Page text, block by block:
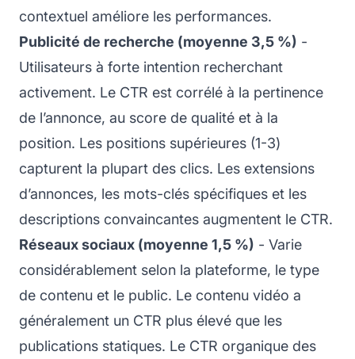
contextuel améliore les performances.
Publicité de recherche (moyenne 3,5 %) -
Utilisateurs à forte intention recherchant
activement. Le CTR est corrélé à la pertinence
de l’annonce, au score de qualité et à la
position. Les positions supérieures (1-3)
capturent la plupart des clics. Les extensions
d’annonces, les mots-clés spécifiques et les
descriptions convaincantes augmentent le CTR.
Réseaux sociaux (moyenne 1,5 %) - Varie
considérablement selon la plateforme, le type
de contenu et le public. Le contenu vidéo a
généralement un CTR plus élevé que les
publications statiques. Le CTR organique des